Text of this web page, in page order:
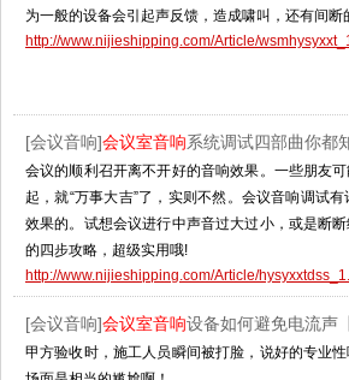
为一般的设备会引起声反馈，造成啸叫，还有间
http://www.nijieshipping.com/Article/
[会议音响]会议室音响系统调试四部曲你都
会议的顺利召开离不开好的音响效果。一些朋友
起，就“万事大吉”了，实则不然。会议音响调试
效果的。试想会议进行中声音过大过小，或是断
的四步攻略，超级实用哦!
http://www.nijieshipping.com/Article/
[会议音响]会议室音响设备如何避免电流声
甲方验收时，施工人员瞬间被打脸，说好的专业